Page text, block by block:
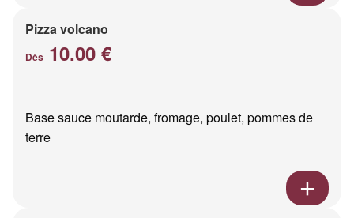
Pizza volcano
Dès 10.00 €
Base sauce moutarde, fromage, poulet, pommes de
terre